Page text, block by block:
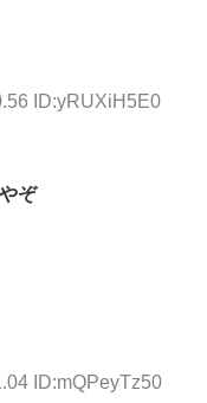
ID:yRUXiH5E0
ぞ
ID:mQPeyTz50